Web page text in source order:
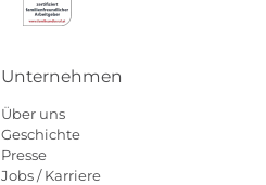
Unternehmen
Über uns
Geschichte
Presse
Jobs / Karriere